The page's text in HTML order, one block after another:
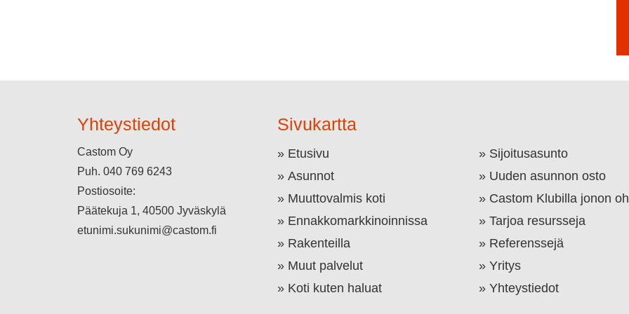
Yhteystiedot
Castom Oy
Puh. 040 769 6243
Postiosoite:
Päätekuja 1, 40500 Jyväskylä
etunimi.sukunimi@castom.fi
Sivukartta
Etusivu
Asunnot
Muuttovalmis koti
Ennakkomarkkinoinnissa
Rakenteilla
Muut palvelut
Koti kuten haluat
Sijoitusasunto
Uuden asunnon osto
Castom Klubilla jonon
Tarjoa resursseja
Referenssejä
Yritys
Yhteystiedot